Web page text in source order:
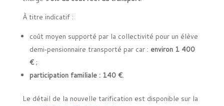
À titre indicatif :
coût moyen supporté par la collectivité pour un élève
demi‑pensionnaire transporté par car : environ 1 400
€;
participation familiale : 140 €.
Le détail de la nouvelle tarification est disponible sur la